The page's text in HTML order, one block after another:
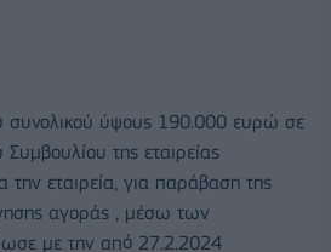
συνολικού ύψους 190.000 ευρώ σε
Συμβουλίου της εταιρείας
την εταιρεία, για παράβαση της
αγοράς , μέσω των
με την από 27.2.2024